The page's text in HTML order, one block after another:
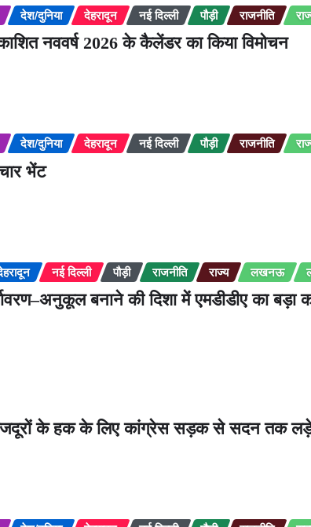
देश/दुनिया देहरादून नई दिल्ली पौड़ी राजनीति
नववर्ष 2026 के कैलेंडर का किया विमोचन
देश/दुनिया देहरादून नई दिल्ली पौड़ी राजनीति
भेंट
नई दिल्ली पौड़ी राजनीति राज्य लखनऊ
बनाने की दिशा में एमडीडीए का बड़ा
के हक के लिए कांग्रेस सड़क से सदन तक